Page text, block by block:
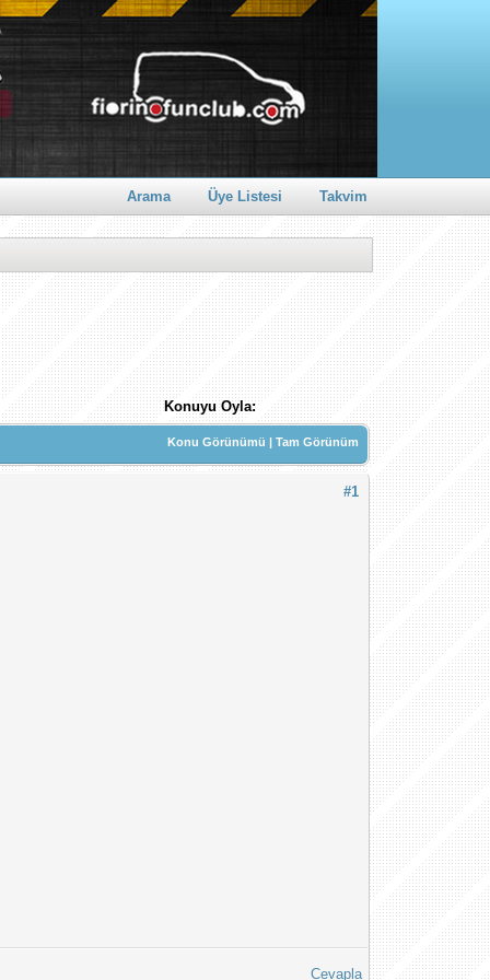
Arama Üye Listesi Takvim
Konuyu Oyla:
Konu Görünümü |Tam Görünüm
#1
Cevapla